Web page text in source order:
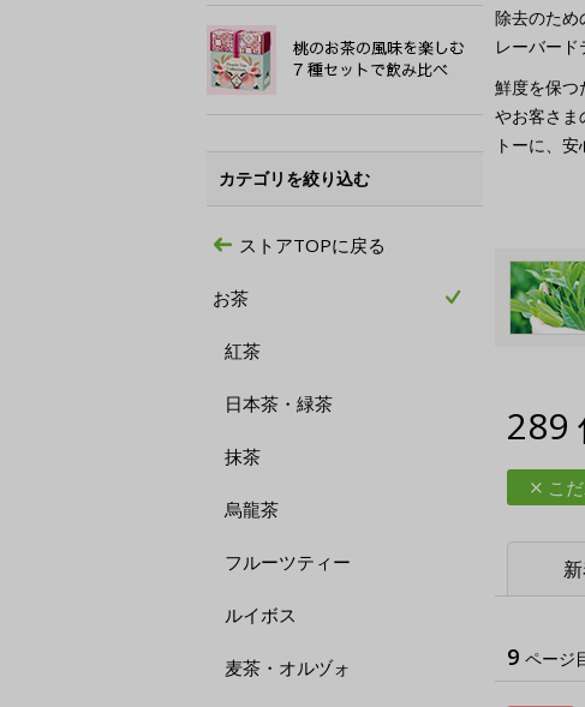
除去のため
レーバード
鮮度を保つ
やお客さま
トーに、
289
こ
9 ページ
カテゴリを絞り込む
ストアTOPに戻る
お茶
紅茶
日本茶・緑茶
抹茶
烏龍茶
フルーツティー
ルイボス
麦茶・オルヅォ